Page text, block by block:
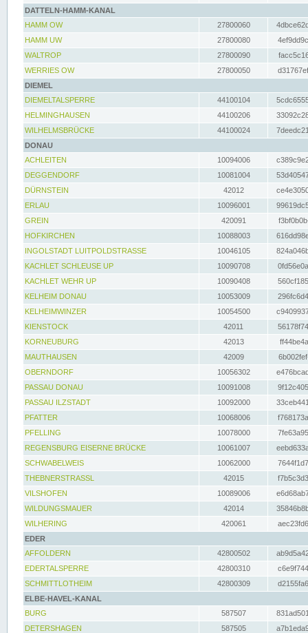
DATTELN-HAMM-KANAL
HAMM OW
27800060
HAMM UW
27800080
WALTROP
27800090
WERRIES OW
27800050
DIEMEL
DIEMELTALSPERRE
44100104
HELMINGHAUSEN
44100206
WILHELMSBRÜCKE
44100024
DONAU
ACHLEITEN
10094006
DEGGENDORF
10081004
DÜRNSTEIN
42012
ERLAU
10096001
GREIN
420091
HOFKIRCHEN
10088003
INGOLSTADT LUITPOLDSTRASSE
10046105
KACHLET SCHLEUSE UP
10090708
KACHLET WEHR UP
10090408
KELHEIM DONAU
10053009
KELHEIMWINZER
10054500
KIENSTOCK
42011
KORNEUBURG
42013
MAUTHAUSEN
42009
OBERNDORF
10056302
PASSAU DONAU
10091008
PASSAU ILZSTADT
10092000
PFATTER
10068006
PFELLING
10078000
REGENSBURG EISERNE BRÜCKE
10061007
SCHWABELWEIS
10062000
THEBNERSTRASSL
42015
VILSHOFEN
10089006
WILDUNGSMAUER
42014
WILHERING
420061
EDER
AFFOLDERN
42800502
EDERTALSPERRE
42800310
SCHMITTLOTHEIM
42800309
ELBE-HAVEL-KANAL
BURG
587507
DETERSHAGEN
587505